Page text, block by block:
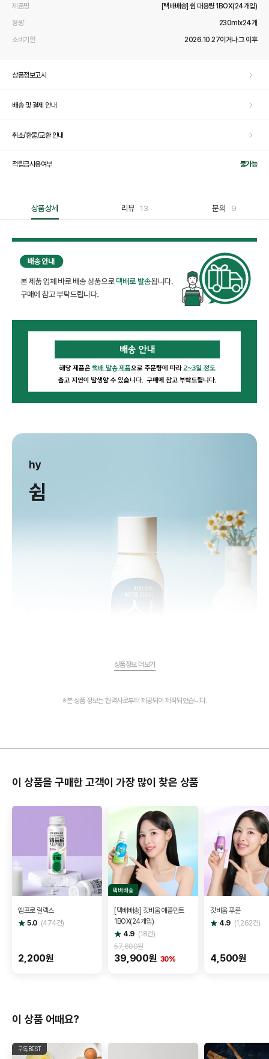
제품명
[택배배송] 쉼 대용량 1BOX(24개입)
용량
230mlx24개
소비기한
2026.10.27이거나 그 이후
상품정보고시
배송 및 결제 안내
취소/환불/교환 안내
적립금사용여부 불가능
상품상세 리뷰 13 문의 9
상품정보 더보기
※본 상품 정보는 협력사로부터 제공되어 제작되었습니다.
이 상품을 구매한 고객이 가장 많이 찾은 상품
엠프로 릴렉스
별
점
5.0 (474건)
2,200원
택배배송
[택배배송] 갓비움 애플민트
1BOX(24개입)
별
점
4.9 (18건)
57,600원
39,900원 30%
갓비움 푸룬
별
점
4.9 (1,262건)
4,500원
이 상품 어때요?
구독BEST